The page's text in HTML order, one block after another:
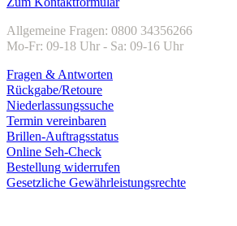
Allgemeine Fragen: 0800 34356266
Mo-Fr: 09-18 Uhr - Sa: 09-16 Uhr
Fragen & Antworten
Rückgabe/Retoure
Niederlassungssuche
Termin vereinbaren
Brillen-Auftragsstatus
Online Seh-Check
Bestellung widerrufen
Gesetzliche Gewährleistungsrechte